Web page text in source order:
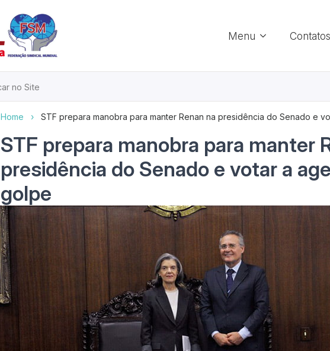
Menu Contatos
Home › STF prepara manobra para manter Renan na presidência do Senado e
STF prepara manobra para manter
presidência do Senado e votar a
golpe